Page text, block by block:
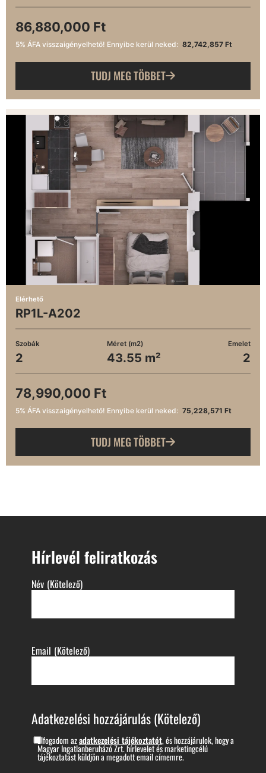
86,880,000 Ft
5% ÁFA visszaigényelhető! Ennyibe kerül neked: 82,742,857 Ft
TUDJ MEG TÖBBET
Elérhető
RP1L-A202
Szobák
2
Méret (m2)
43.55 m²
Emelet
2
78,990,000 Ft
5% ÁFA visszaigényelhető! Ennyibe kerül neked: 75,228,571 Ft
TUDJ MEG TÖBBET
Hírlevél feliratkozás
Név (Kötelező)
Email (Kötelező)
Adatkezelési hozzájárulás(Kötelező)
Elfogadom azadatkezelési tájékoztatót, és hozzájárulok, hogy a
Magyar Ingatlanberuházó Zrt. hírlevelet és marketingcélú
tájékoztatást küldjön a megadott email címemre.